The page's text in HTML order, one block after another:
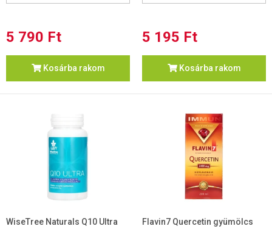
5 790 Ft
Kosárba rakom
5 195 Ft
Kosárba rakom
WiseTree Naturals Q10 Ultra
Flavin7 Quercetin gyümölcs